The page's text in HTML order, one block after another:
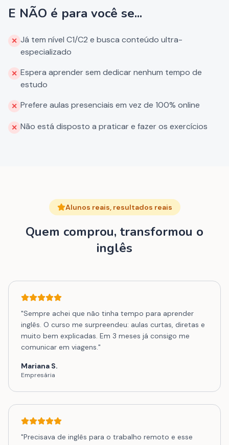
E NÃO é para você se...
✕ Já tem nível C1/C2 e busca conteúdo ultra-
especializado
✕ Espera aprender sem dedicar nenhum tempo de
estudo
✕ Prefere aulas presenciais em vez de 100% online
✕ Não está disposto a praticar e fazer os exercícios
Alunos reais, resultados reais
Quem comprou, transformou o
inglês
"Sempre achei que não tinha tempo para aprender
inglês. O curso me surpreendeu: aulas curtas, diretas e
muito bem explicadas. Em 3 meses já consigo me
comunicar em viagens."
Mariana S.
Empresária
"Precisava de inglês para o trabalho remoto e esse